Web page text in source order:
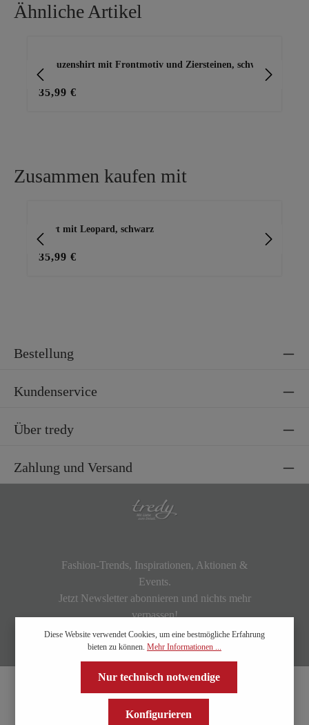
Ähnliche Artikel
Kapuzenshirt mit Frontmotiv und Ziersteinen, schwarz
35,99 €
Zusammen kaufen mit
Shirt mit Leopard, schwarz
35,99 €
Bestellung
Kundenservice
Über tredy
Zahlung und Versand
Fashion-Trends, Inspirationen, Aktionen &
Events.
Jetzt Newsletter abonnieren und nichts mehr
verpassen!
Diese Website verwendet Cookies, um eine bestmögliche Erfahrung
bieten zu können. Mehr Informationen ...
Nur technisch notwendige
Konfigurieren